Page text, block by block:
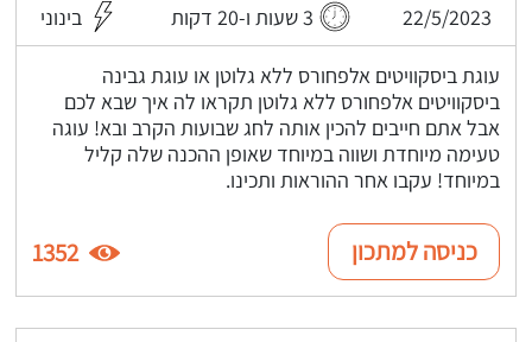
22/5/2023 3 שעות ו-20 דקות בינוני
עוגת ביסקוויטים אלפחורס ללא גלוטן או עוגת גבינה
ביסקוויטים אלפחורס ללא גלוטן תקראו לה איך שבא לכם
אבל אתם חייבים להכין אותה לחג שבועות הקרב ובא! עוגה
טעימה מיוחדת ושווה במיוחד שאופן ההכנה שלה קליל
במיוחד! עקבו אחר ההוראות ותכינו.
כניסה למתכון 1352